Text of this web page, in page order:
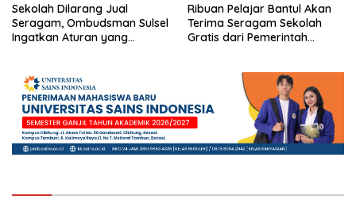
Sekolah Dilarang Jual
Seragam, Ombudsman Sulsel
Ingatkan Aturan yang
Ribuan Pelajar Bantul Akan
Terima Seragam Sekolah
Gratis dari Pemerintah